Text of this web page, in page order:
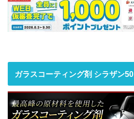
ガラスコーティング剤 シラザン50